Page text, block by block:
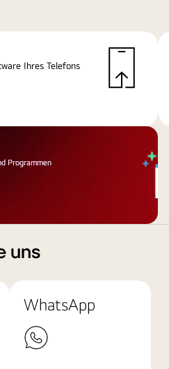
Ihres Telefons
Programmen
uns
WhatsApp